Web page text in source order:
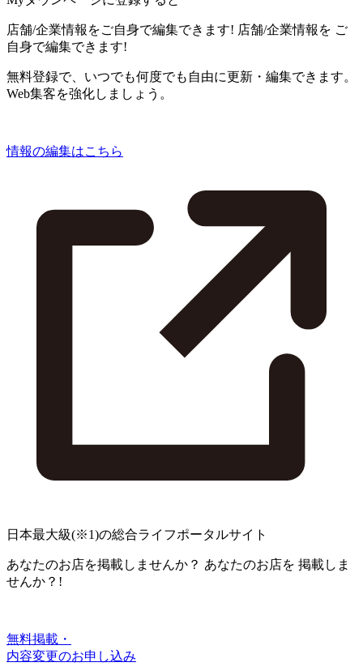
店舗/企業情報をご自身で編集できます! 店舗/企業情報を ご
自身で編集できます!
無料登録で、いつでも何度でも自由に更新・編集できます。
Web集客を強化しましょう。
情報の編集はこちら
日本最大級(※1)の総合ライフポータルサイト
あなたのお店を掲載しませんか？ あなたのお店を 掲載しま
せんか？!
無料掲載・
内容変更のお申し込み